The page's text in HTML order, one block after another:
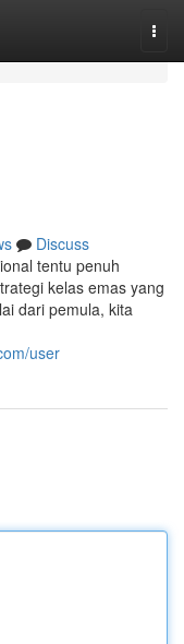
Discuss
tentu penuh
kelas emas yang
dari pemula, kita
user